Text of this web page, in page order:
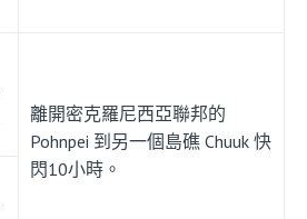
離開密克羅尼西亞聯邦的
Pohnpei 到另一個島礁 Chuuk 快
閃10小時。